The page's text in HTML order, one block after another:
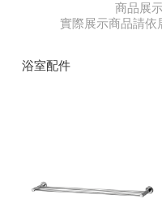
商品展
實際展示商品請依